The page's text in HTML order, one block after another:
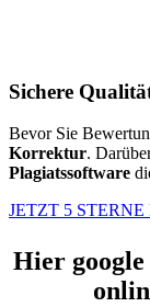
Sichere
Bevor Sie
Korrektur.
Plagiatssoftware
JETZT 5
Hier google